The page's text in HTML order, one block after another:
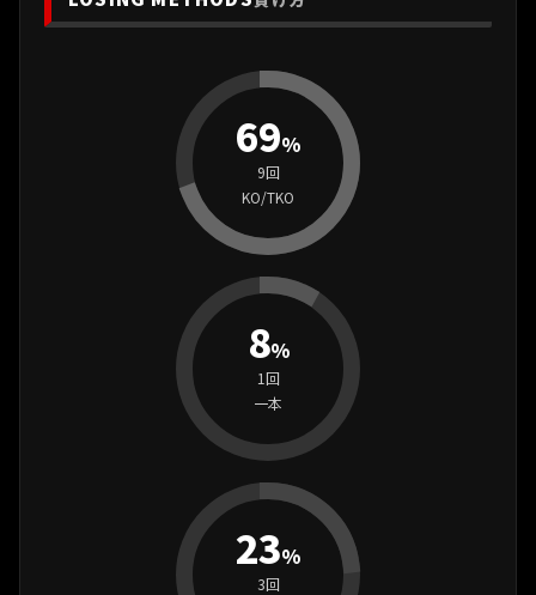
69%
9回
KO/TKO
8%
1回
一本
23%
3回